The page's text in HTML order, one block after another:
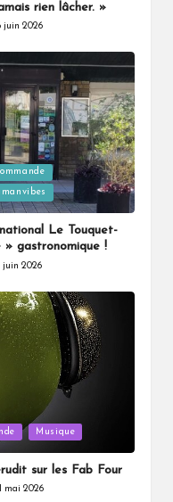
rien lâcher. »
juin 2026
Le Touquet-
gastronomique !
11 juin 2026
Musique
sur les Fab Four
mai 2026